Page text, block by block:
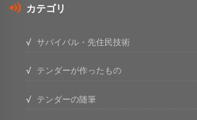
カテゴリ
サバイバル・先住民技術
テンダーが作ったもの
テンダーの随筆